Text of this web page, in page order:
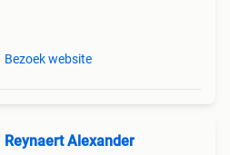
Bezoek website
Reynaert Alexander